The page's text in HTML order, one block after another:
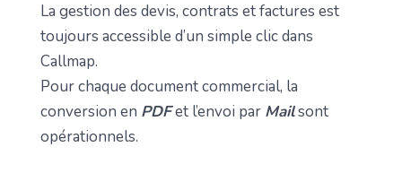
La gestion des devis, contrats et factures est
toujours accessible d’un simple clic dans
Callmap.
Pour chaque document commercial, la
conversion en PDFet l’envoi par Mailsont
opérationnels.